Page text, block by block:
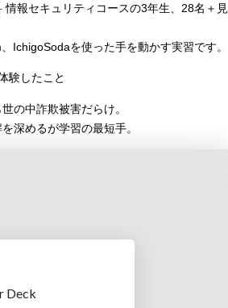
報セキュリティコースの3年生、28名＋見
IchigoSodaを使った手を動かす実習です。
験したこと
の中詐欺被害だらけ。
深めるが学習の最短手。